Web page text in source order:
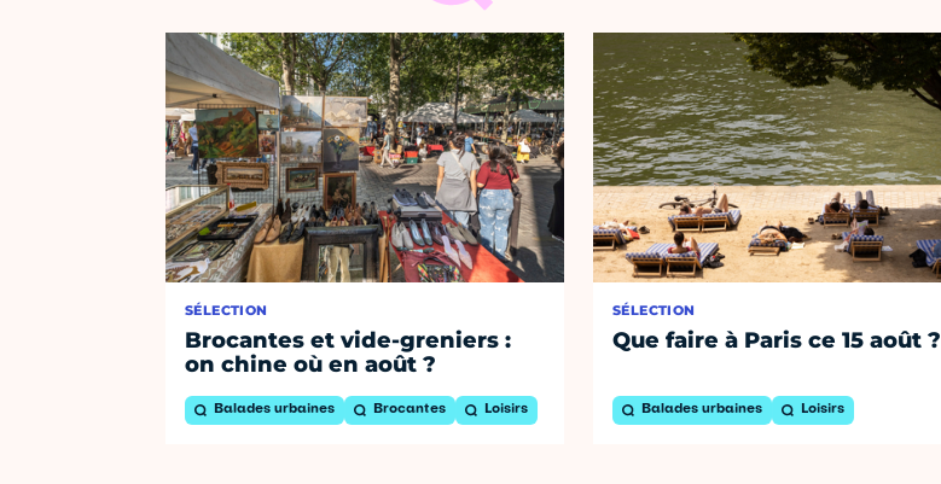
SÉLECTION
Brocantes et vide-greniers :
on chine où en août ?
Balades urbaines Brocantes Loisirs
SÉLECTION
Que faire à Paris ce 15 août ?
Balades urbaines Loisirs